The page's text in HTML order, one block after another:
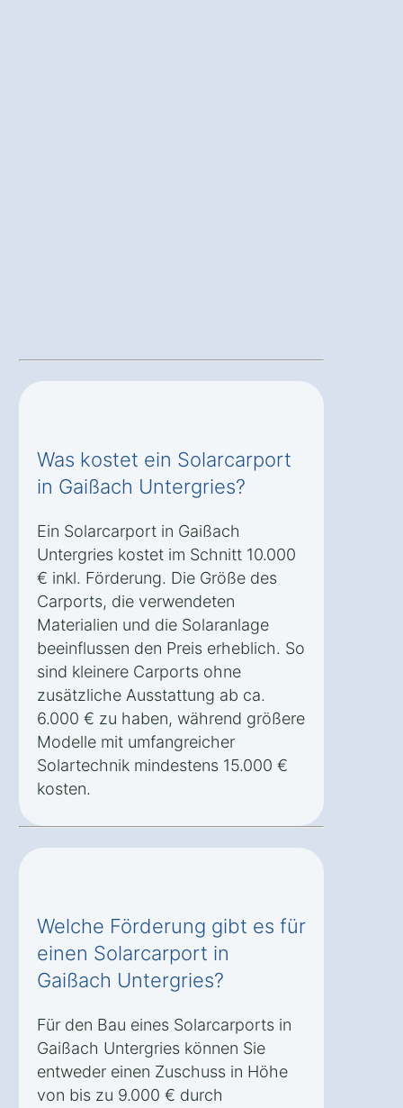
Was kostet ein Solarcarport
in Gaißach Untergries?
Ein Solarcarport in Gaißach
Untergries kostet im Schnitt 10.000
€ inkl. Förderung. Die Größe des
Carports, die verwendeten
Materialien und die Solaranlage
beeinflussen den Preis erheblich. So
sind kleinere Carports ohne
zusätzliche Ausstattung ab ca.
6.000 € zu haben, während größere
Modelle mit umfangreicher
Solartechnik mindestens 15.000 €
kosten.
Welche Förderung gibt es für
einen Solarcarport in
Gaißach Untergries?
Für den Bau eines Solarcarports in
Gaißach Untergries können Sie
entweder einen Zuschuss in Höhe
von bis zu 9.000 € durch